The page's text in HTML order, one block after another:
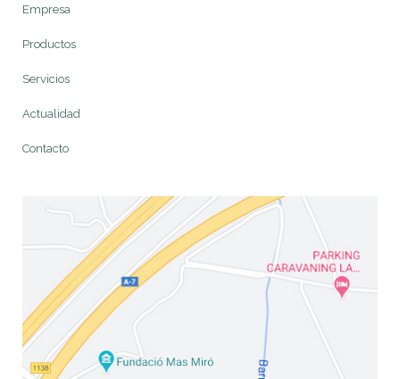
Empresa
Productos
Servicios
Actualidad
Contacto